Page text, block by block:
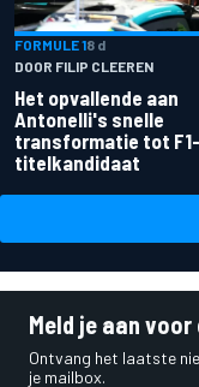
FORMULE 18 d
DOOR FILIP CLEEREN
Het opvallende aan
Antonelli's snelle
transformatie tot F1-
titelkandidaat
Meld je aan
Ontvang het laatste
je mailbox.